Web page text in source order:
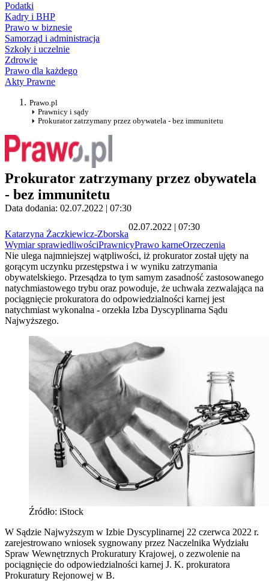
Podatki
Kadry i BHP
Prawo w biznesie
Samorząd i administracja
Szkoły i uczelnie
Zdrowie
Prawo dla każdego
Akty Prawne
Prawo.pl
Prawnicy i sądy
Prokurator zatrzymany przez obywatela - bez immunitetu
Prokurator zatrzymany przez obywatela
- bez immunitetu
Data dodania: 02.07.2022 | 07:30
Katarzyna Żaczkiewicz-Zborska
02.07.2022 | 07:30
Wymiar sprawiedliwościPrawnicyPrawo karneOrzeczenia
Nie ulega najmniejszej wątpliwości, iż prokurator został ujęty na
gorącym uczynku przestępstwa i w wyniku zatrzymania
obywatelskiego. Przesądza to tym samym zasadność zastosowanego
natychmiastowego trybu oraz powoduje, że uchwała zezwalająca na
pociągnięcie prokuratora do odpowiedzialności karnej jest
natychmiast wykonalna - orzekła Izba Dyscyplinarna Sądu
Najwyższego.
Źródło: iStock
W Sądzie Najwyższym w Izbie Dyscyplinarnej 22 czerwca 2022 r.
zarejestrowano wniosek sygnowany przez Naczelnika Wydziału
Spraw Wewnętrznych Prokuratury Krajowej, o zezwolenie na
pociągnięcie do odpowiedzialności karnej J. K. prokuratora
Prokuratury Rejonowej w B.